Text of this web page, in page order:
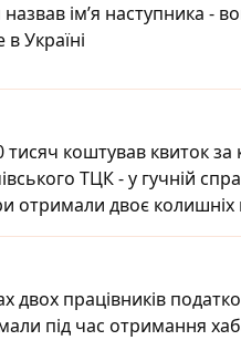
імʼя наступника -
в Україні
тисяч коштував квиток за
ТЦК - у гучній
отримали двоє колишніх
двох працівників
під час отримання